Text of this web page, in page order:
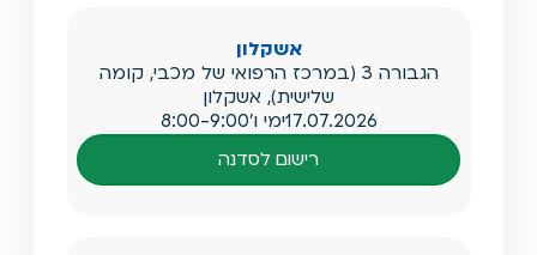
אשקלון
הגבורה 3 (במרכז הרפואי של מכבי, קומה
שלישית), אשקלון
17.07.2026ימי ו'8:00-9:00
רישום לסדנה